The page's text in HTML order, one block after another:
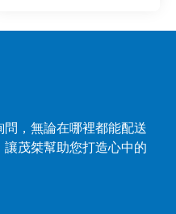
，無論在哪裡都能配送
茂桀幫助您打造心中的